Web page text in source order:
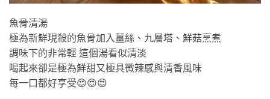
魚骨清湯
極為新鮮現殺的魚骨加入薑絲、九層塔、鮮菇烹煮
調味下的非常輕 這個湯看似清淡
喝起來卻是極為鮮甜又極具微辣感與清香風味
每一口都好享受😍😍😍